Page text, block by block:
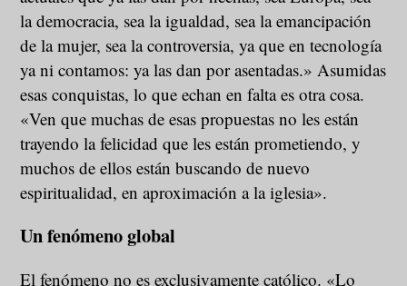
la democracia, sea la igualdad, sea la emancipación
de la mujer, sea la controversia, ya que en tecnología
ya ni contamos: ya las dan por asentadas.» Asumidas
esas conquistas, lo que echan en falta es otra cosa.
«Ven que muchas de esas propuestas no les están
trayendo la felicidad que les están prometiendo, y
muchos de ellos están buscando de nuevo
espiritualidad, en aproximación a la iglesia».
Un fenómeno global
El fenómeno no es exclusivamente católico. «Lo